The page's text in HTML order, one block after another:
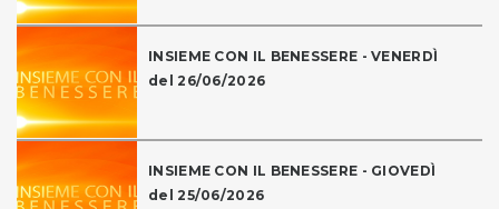
INSIEME CON IL BENESSERE - VENERDÌ
del 26/06/2026
INSIEME CON IL BENESSERE - GIOVEDÌ
del 25/06/2026